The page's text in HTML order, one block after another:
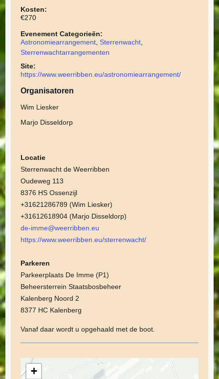
Kosten:
€270
Evenement Categorieën:
Astronomiearrangement, Sterrenwacht,
Sterrenwachtarrangementen
Site:
https://www.weerribben.eu/astronomiearrangement/
Organisatoren
Wim Liesker
Marjo Disseldorp
Locatie
Sterrenwacht de Weerribben
Oudeweg 113
8376 HS Ossenzijl
+31621286789 (Wim Liesker)
+31612618904 (Marjo Disseldorp)
de-imme@weerribben.eu
https://www.weerribben.eu/sterrenwacht/
Parkeren
Parkeerplaats De Imme (P1)
Beheersterrein Staatsbosbeheer
Kalenberg Noord 2
8377 HC Kalenberg
Vanaf daar wordt u opgehaald met de boot.
+